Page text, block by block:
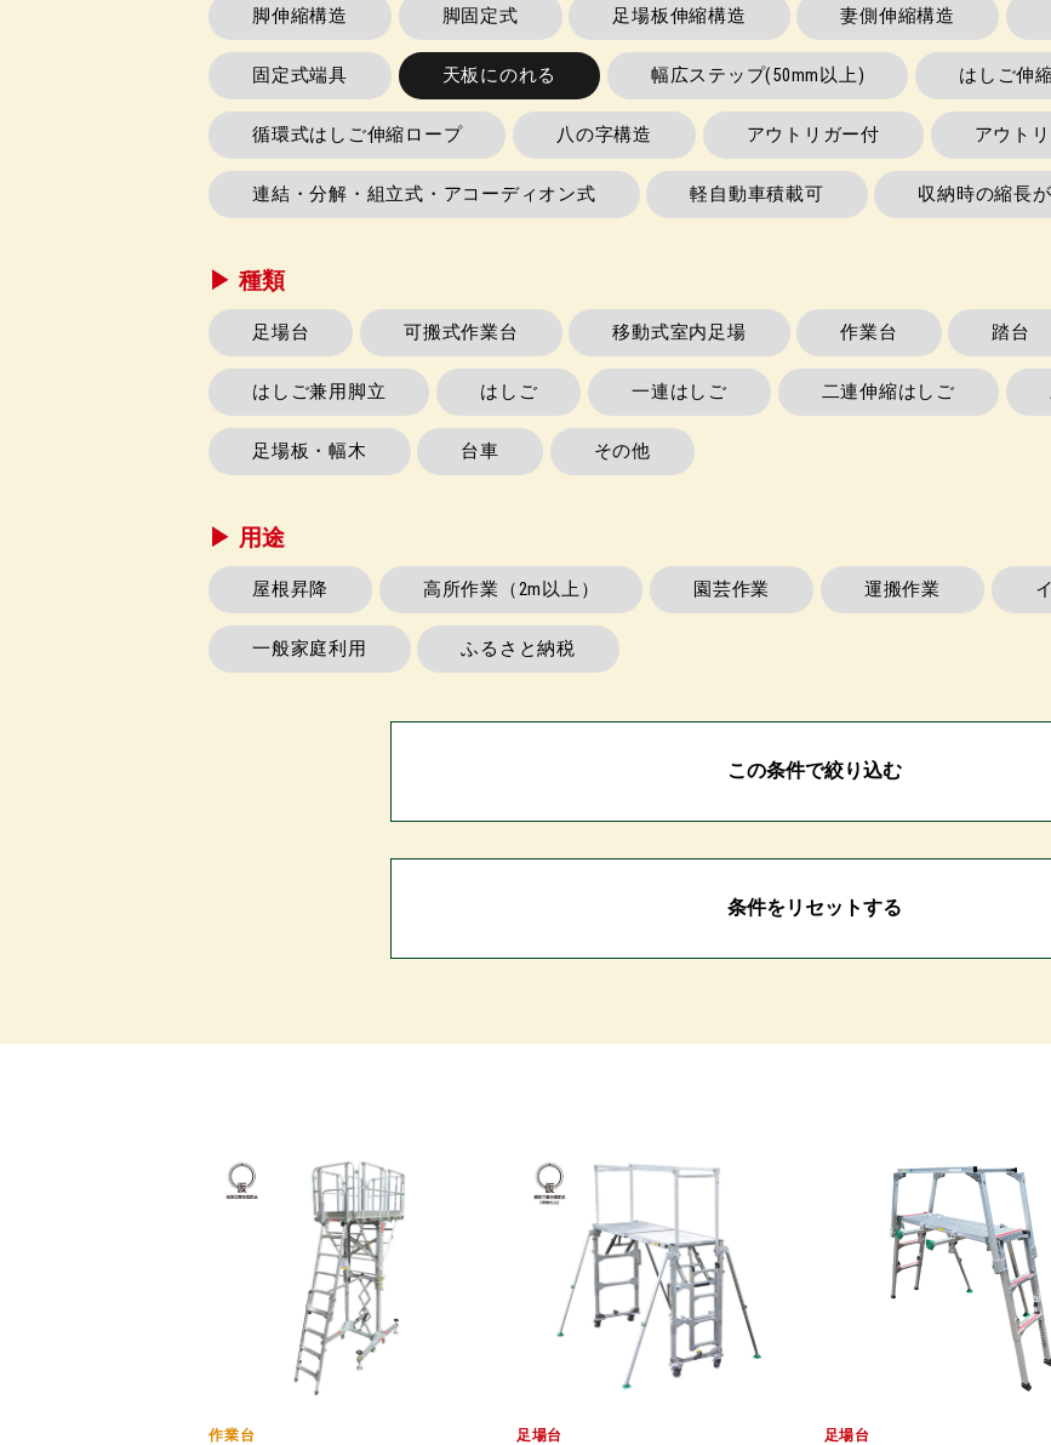
脚伸縮構造 脚固定式 足場板伸縮構造 妻側伸縮構造
固定式端具 天板にのれる 幅広ステップ(50mm以上) はしご伸
循環式はしご伸縮ロープ 八の字構造 アウトリガー付 アウト
連結・分解・組立式・アコーディオン式 軽自動車積載可 収納時の縮長
▶︎ 種類
足場台 可搬式作業台 移動式室内足場 作業台 踏台
はしご兼用脚立 はしご 一連はしご 二連伸縮はしご
足場板・幅木 台車 その他
▶︎ 用途
屋根昇降 高所作業（2m以上） 園芸作業 運搬作業
一般家庭利用 ふるさと納税
作業台
足場台
足場台